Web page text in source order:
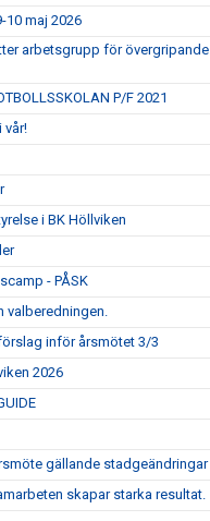
10 maj 2026
arbetsgrupp för övergripande
P/F 2021
vår!
i BK Höllviken
- PÅSK
valberedningen.
inför årsmötet 3/3
2026
gällande stadgeändringar
skapar starka resultat.